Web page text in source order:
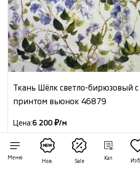
Меню
Нов. Sale
Кат.
Ткань Шёлк светло-бирюзовый
принтом вьюнок 46879
Цена:6 200 ₽/м
Артикул: 46879
В наличии 19.30 м